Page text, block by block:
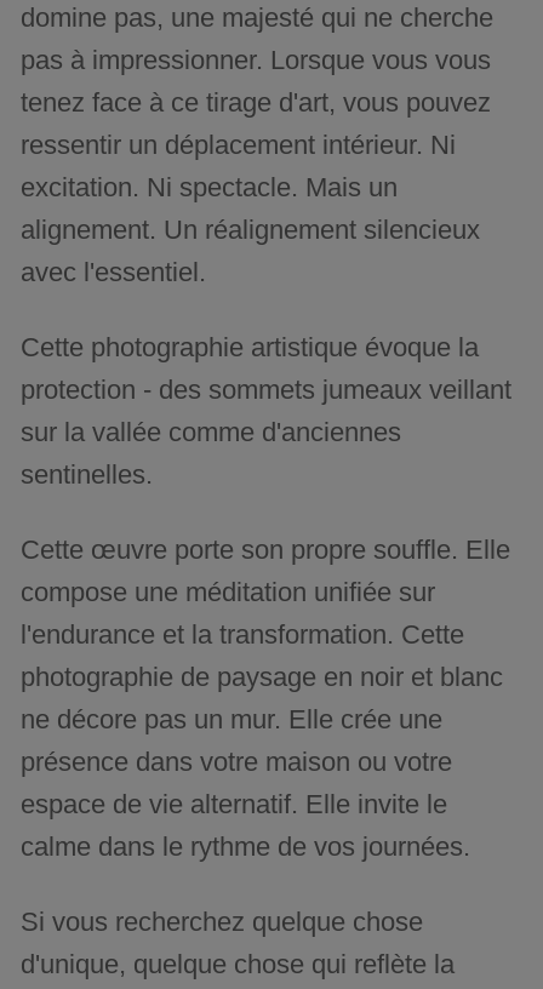
domine pas, une majesté qui ne cherche
pas à impressionner. Lorsque vous vous
tenez face à ce tirage d'art, vous pouvez
ressentir un déplacement intérieur. Ni
excitation. Ni spectacle. Mais un
alignement. Un réalignement silencieux
avec l'essentiel.
Cette photographie artistique évoque la
protection - des sommets jumeaux veillant
sur la vallée comme d'anciennes
sentinelles.
Cette œuvre porte son propre souffle. Elle
compose une méditation unifiée sur
l'endurance et la transformation. Cette
photographie de paysage en noir et blanc
ne décore pas un mur. Elle crée une
présence dans votre maison ou votre
espace de vie alternatif. Elle invite le
calme dans le rythme de vos journées.
Si vous recherchez quelque chose
d'unique, quelque chose qui reflète la